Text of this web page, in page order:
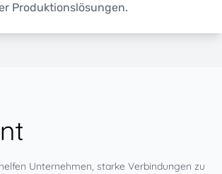
Produktionslösungen.
Unternehmen, starke Verbindungen zu